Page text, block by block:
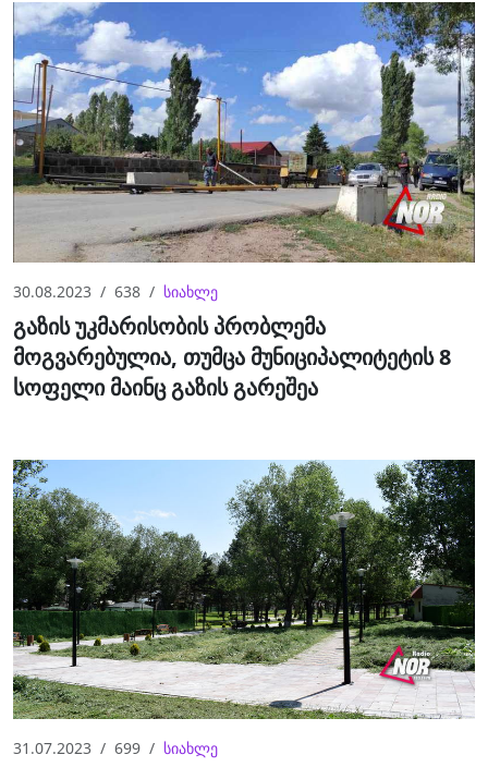
30.08.2023 638 სიახლე
გაზის უკმარისობის პრობლემა
მოგვარებულია, თუმცა მუნიციპალიტეტის 8
სოფელი მაინც გაზის გარეშეა
31.07.2023 699 სიახლე